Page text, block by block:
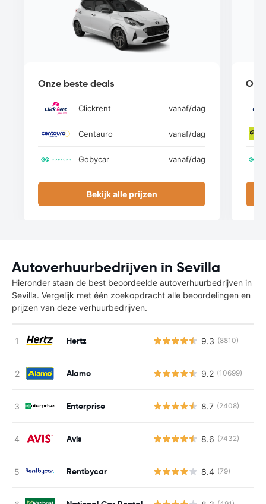
Onze beste deals
Clickrent vanaf/dag
Centauro vanaf/dag
Gobycar vanaf/dag
Bekijk alle prijzen
Autoverhuurbedrijven in Sevilla
Hieronder staan de best beoordeelde autoverhuurbedrijven in
Sevilla. Vergelijk met één zoekopdracht alle beoordelingen en
prijzen van deze verhuurbedrijven.
Hertz 9.3 (8810)
Alamo 9.2 (10699)
Enterprise 8.7 (2408)
Avis 8.6 (7432)
Rentbycar 8.4 (79)